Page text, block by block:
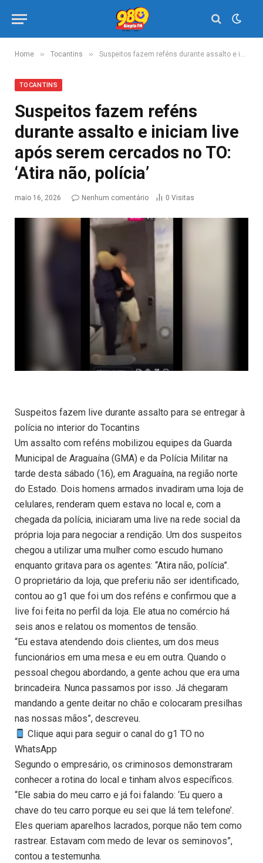
Home » Tocantins » Suspeitos fazem reféns durante assalto e iniciam live após serem cercados no TO: ‘Atira não, polícia’
TOCANTINS
Suspeitos fazem reféns
durante assalto e iniciam live
após serem cercados no TO:
‘Atira não, polícia’
maio 16, 2026 Nenhum comentário 0 Visitas
Suspeitos fazem live durante assalto para se entregar à
polícia no interior do Tocantins
Um assalto com reféns mobilizou equipes da Guarda
Municipal de Araguaína (GMA) e da Polícia Militar na
tarde desta sábado (16), em Araguaína, na região norte
do Estado. Dois homens armados invadiram uma loja de
celulares, renderam quem estava no local e, com a
chegada da polícia, iniciaram uma live na rede social da
própria loja para negociar a rendição. Um dos suspeitos
chegou a utilizar uma mulher como escudo humano
enquanto gritava para os agentes: “Atira não, polícia”.
O proprietário da loja, que preferiu não ser identificado,
contou ao g1 que foi um dos reféns e confirmou que a
live foi feita no perfil da loja. Ele atua no comércio há
seis anos e relatou os momentos de tensão.
“Eu estava atendendo dois clientes, um dos meus
funcionários em uma mesa e eu em outra. Quando o
pessoal chegou abordando, a gente achou que era uma
brincadeira. Nunca passamos por isso. Já chegaram
mandando a gente deitar no chão e colocaram presilhas
nas nossas mãos”, descreveu.
Clique aqui para seguir o canal do g1 TO no
WhatsApp
Segundo o empresário, os criminosos demonstraram
conhecer a rotina do local e tinham alvos específicos.
“Ele sabia do meu carro e já foi falando: ‘Eu quero a
chave do teu carro porque eu sei que lá tem telefone’.
Eles queriam aparelhos lacrados, porque não tem como
rastrear. Estavam com medo de levar os seminovos”,
contou a testemunha.